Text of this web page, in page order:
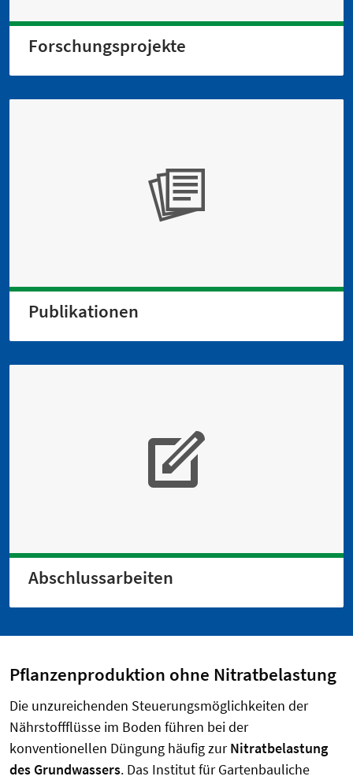
Forschungsprojekte
Publikationen
Abschlussarbeiten
Pflanzenproduktion ohne Nitratbelastung
Die unzureichenden Steuerungsmöglichkeiten der
Nährstoffflüsse im Boden führen bei der
konventionellen Düngung häufig zurNitratbelastung
des Grundwassers. Das Institut für Gartenbauliche